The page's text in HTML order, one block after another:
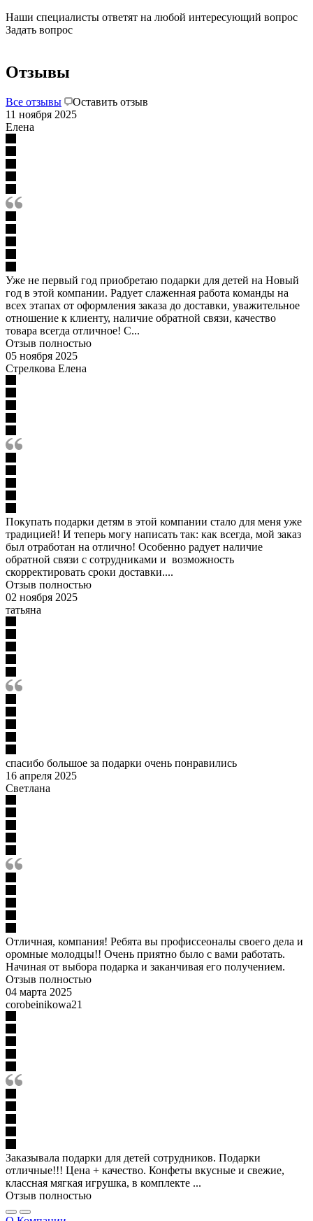
Наши специалисты ответят на любой интересующий вопрос
Задать вопрос
Отзывы
Все отзывы
Оставить отзыв
11 ноября 2025
Елена
Уже не первый год приобретаю подарки для детей на Новый
год в этой компании. Радует слаженная работа команды на
всех этапах от оформления заказа до доставки, уважительное
отношение к клиенту, наличие обратной связи, качество
товара всегда отличное! С...
Отзыв полностью
05 ноября 2025
Стрелкова Елена
Покупать подарки детям в этой компании стало для меня уже
традицией! И теперь могу написать так: как всегда, мой заказ
был отработан на отлично! Особенно радует наличие
обратной связи с сотрудниками и возможность
скорректировать сроки доставки....
Отзыв полностью
02 ноября 2025
татьяна
спасибо большое за подарки очень понравились
16 апреля 2025
Светлана
Отличная, компания! Ребята вы профиссеоналы своего дела и
оромные молодцы!! Очень приятно было с вами работать.
Начиная от выбора подарка и заканчивая его получением.
Отзыв полностью
04 марта 2025
corobeinikowa21
Заказывала подарки для детей сотрудников. Подарки
отличные!!! Цена + качество. Конфеты вкусные и свежие,
классная мягкая игрушка, в комплекте ...
Отзыв полностью